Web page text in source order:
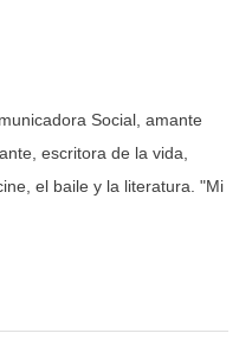
Social, amante
escritora de la vida,
el baile y la literatura. "Mi